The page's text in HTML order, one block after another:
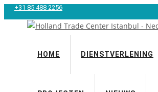
+31 85 488 2256
HOME DIENSTVERLENING